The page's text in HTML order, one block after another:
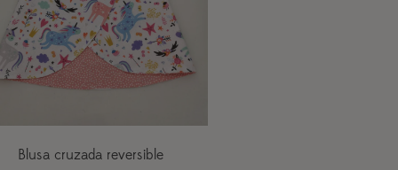
Blusa cruzada reversible